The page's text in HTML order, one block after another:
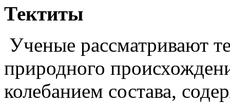
Тектиты
Ученые рассматривают
природного
колебанием состава,